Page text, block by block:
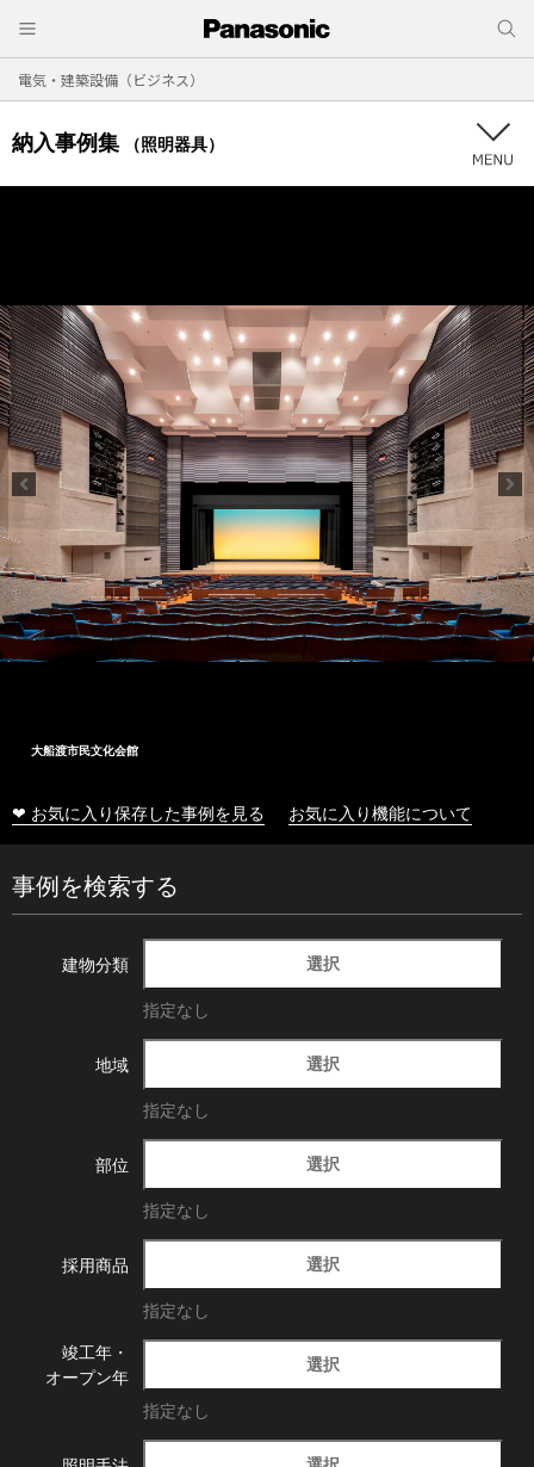
電気・建築設備（ビジネス）
納入事例集 （照明器具）
大船渡市民文化会館
❤ お気に入り保存した事例を見る お気に入り機能について
事例を検索する
建物分類 選択
指定なし
地域 選択
指定なし
部位 選択
指定なし
採用商品 選択
指定なし
竣工年・
オープン年
選択
指定なし